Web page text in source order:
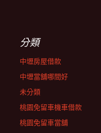
分類
中壢房屋借款
中壢當舖哪間好
未分類
桃園免留車機車借款
桃園免留車當舖